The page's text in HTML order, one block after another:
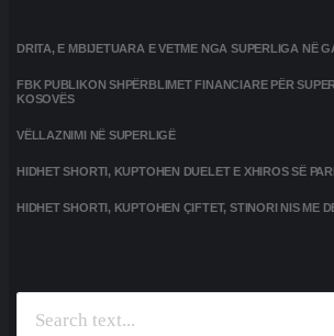
DRITA, E MBIJETUARA E VETME NGA SUPERLIGA NË
FBK PUBLIKON SHPËRBLIMET FINANCIARE PËR
KOSOVËS
VËLLAZNIMI NË SUPERLIGË
HIDHET SHORTI, KUPTOHEN DUELET E XHIROS SË
HIDHET SHORTI, KUPTOHEN ÇIFTET, STINORI NIS ME